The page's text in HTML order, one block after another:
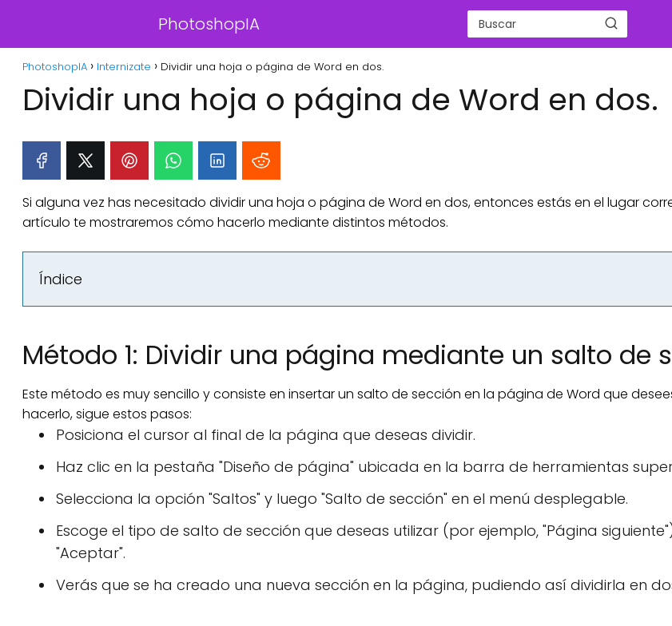
PhotoshopIA
PhotoshopIA Internizate Dividir una hoja o página de Word en dos.
Dividir una hoja o página de Word en dos.
Si alguna vez has necesitado dividir una hoja o página de Word en dos, entonces estás en el lugar
artículo te mostraremos cómo hacerlo mediante distintos métodos.
Índice
Método 1: Dividir una página mediante un salto de
Este método es muy sencillo y consiste en insertar un salto de sección en la página de Word que
hacerlo, sigue estos pasos:
Posiciona el cursor al final de la página que deseas dividir.
Haz clic en la pestaña "Diseño de página" ubicada en la barra de herramientas
Selecciona la opción "Saltos" y luego "Salto de sección" en el menú desplegable.
Escoge el tipo de salto de sección que deseas utilizar (por ejemplo, "Página
"Aceptar".
Verás que se ha creado una nueva sección en la página, pudiendo así dividirla en